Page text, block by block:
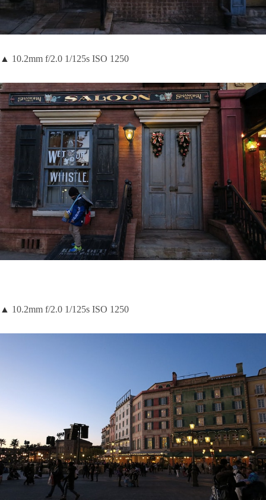
▲ 10.2mm f/2.0 1/125s ISO 1250
▲ 10.2mm f/2.0 1/125s ISO 1250